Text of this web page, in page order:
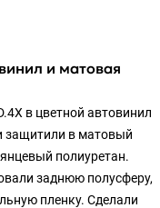
и матовая
в цветной автовинил
защитили в матовый
полиуретан.
заднюю полусферу,
пленку. Сделали